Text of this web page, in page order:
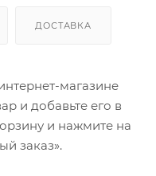
ДОСТАВКА
магазине
и добавьте его в
и нажмите на
заказ».